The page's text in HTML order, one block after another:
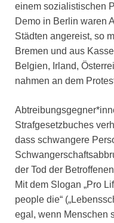
einem sozialistischen
Demo in Berlin waren
Städten angereist, so
Bremen und aus
Belgien, Irland,
nahmen an dem
Strafgesetzbuches
dass schwangere
der Tod der
Mit dem Slogan „Pro
people die“
egal, wenn Menschen